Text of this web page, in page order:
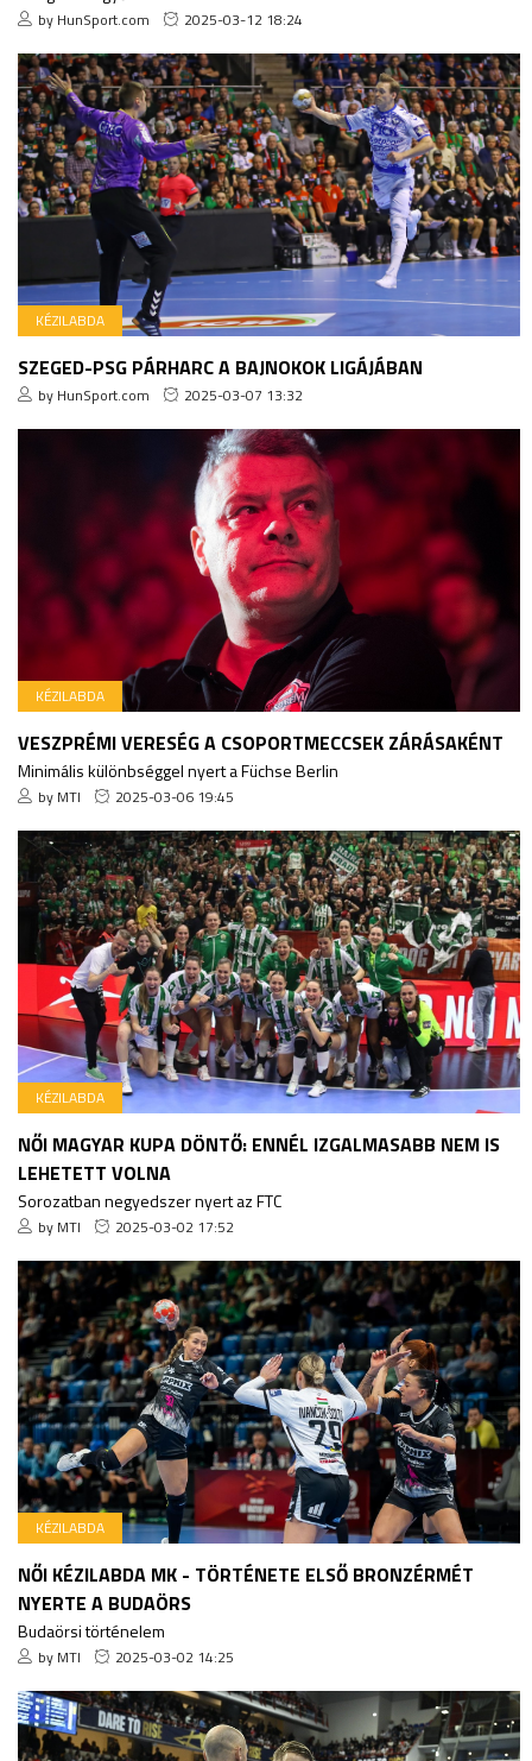
by HunSport.com 2025-03-12 18:24
KÉZILABDA
SZEGED-PSG PÁRHARC A BAJNOKOK LIGÁJÁBAN
by HunSport.com 2025-03-07 13:32
KÉZILABDA
VESZPRÉMI VERESÉG A CSOPORTMECCSEK ZÁRÁSAKÉNT
Minimális különbséggel nyert a Füchse Berlin
by MTI 2025-03-06 19:45
KÉZILABDA
NŐI MAGYAR KUPA DÖNTŐ: ENNÉL IZGALMASABB NEM IS
LEHETETT VOLNA
Sorozatban negyedszer nyert az FTC
by MTI 2025-03-02 17:52
KÉZILABDA
NŐI KÉZILABDA MK - TÖRTÉNETE ELSŐ BRONZÉRMÉT
NYERTE A BUDAÖRS
Budaörsi történelem
by MTI 2025-03-02 14:25